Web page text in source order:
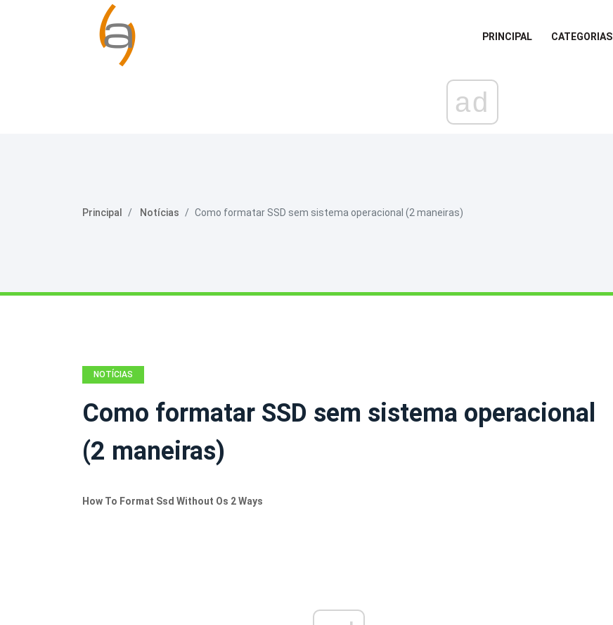
PRINCIPAL CATEGORIAS
ad
Principal Notícias Como formatar SSD sem sistema operacional (2 maneiras)
NOTÍCIAS
Como formatar SSD sem sistema operacional
(2 maneiras)
How To Format Ssd Without Os 2 Ways